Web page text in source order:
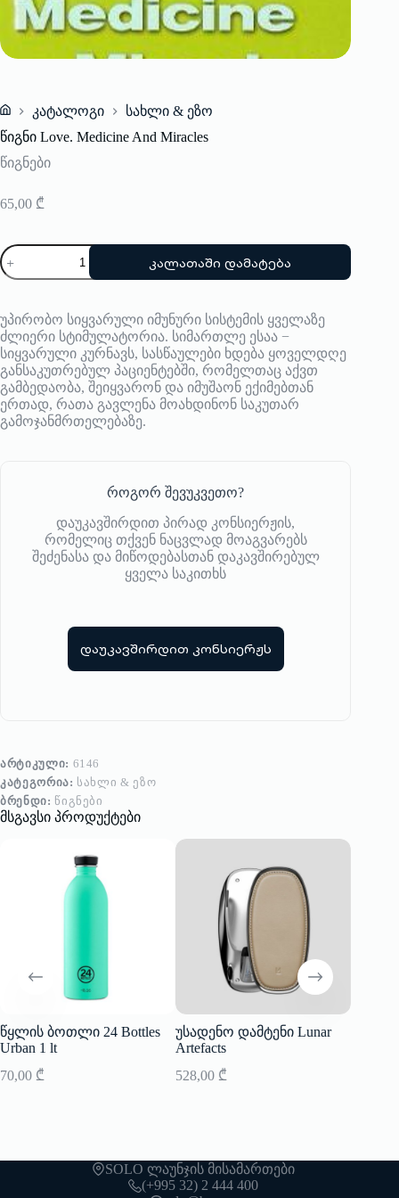
Home
კატალოგი
სახლი & ეზო
წიგნი Love. Medicine And Miracles
წიგნები
65,00 ₾
რაოდენობა:
წიგნი
Love.
And
Miracles
კალათაში დამატება
უპირობო სიყვარული იმუნური სისტემის ყველაზე
ძლიერი სტიმულატორია. სიმართლე ესაა −
სიყვარული კურნავს, სასწაულები ხდება ყოველდღე
განსაკუთრებულ პაციენტებში, რომელთაც აქვთ
გამბედაობა, შეიყვარონ და იმუშაონ ექიმებთან
ერთად, რათა გავლენა მოახდინონ საკუთარ
გამოჯანმრთელებაზე.
როგორ შევუკვეთო?
დაუკავშირდით პირად კონსიერჟის,
რომელიც თქვენ ნაცვლად მოაგვარებს
შეძენასა და მიწოდებასთან დაკავშირებულ
ყველა საკითხს
დაუკავშირდით კონსიერჟს
ᲐᲠᲢᲘᲙᲣᲚᲘ: 6146
ᲙᲐᲢᲔᲒᲝᲠᲘᲐ: ᲡᲐᲮᲚᲘ & ᲔᲖᲝ
ᲑᲠᲔᲜᲓᲘ: ᲬᲘᲒᲜᲔᲑᲘ
მსგავსი პროდუქტები
წყლის ბოთლი 24 Bottles
Urban 1 lt
70,00 ₾
უსადენო დამტენი Lunar
Artefacts
528,00 ₾
SOLO ლაუნჯის მისამართები
(+995 32) 2 444 400